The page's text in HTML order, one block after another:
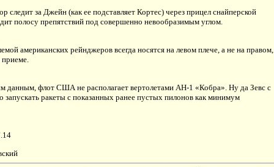
следит за Джейн (как ее подставляет Кортес) через прицел снайперской
полосу препятствий под совершенно невообразимым углом.
американских рейнджеров всегда носятся на левом плече, а не на правом,
приеме.
данным, флот США не располагает вертолетами AH-1 «Кобра». Ну да Зевс с
запускать ракеты с показанных ранее пустых пилонов как минимум